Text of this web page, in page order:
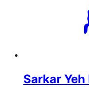
Sarkar